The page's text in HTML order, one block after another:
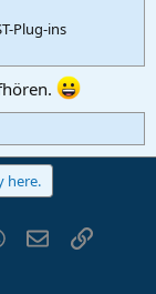
Plug-ins
here.
WhatsApp
EmailLink